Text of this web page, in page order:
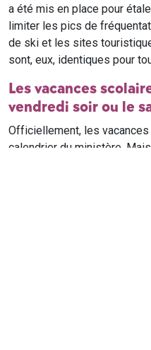
a été mis en place pour
limiter les pics de
de ski et les sites
sont, eux, identiques pour
Les vacances
vendredi soir ou le
Officiellement, les
calendrier du ministère.